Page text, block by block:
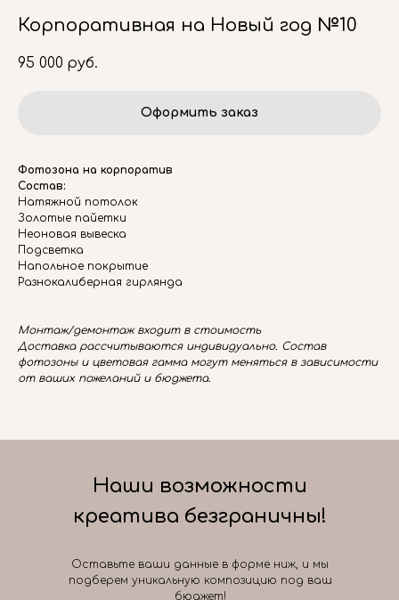
Корпоративная на Новый год №10
95 000 руб.
Оформить заказ
Фотозона на корпоратив
Состав:
Натяжной потолок
Золотые пайетки
Неоновая вывеска
Подсветка
Напольное покрытие
Разнокалиберная гирлянда
Монтаж/демонтаж входит в стоимость
Доставка рассчитываются индивидуально. Состав
фотозоны и цветовая гамма могут меняться в зависимости
от ваших пожеланий и бюджета.
Наши возможности
креатива безграничны!
Оставьте ваши данные в форме ниж, и мы
подберем уникальную композицию под ваш
бюджет!